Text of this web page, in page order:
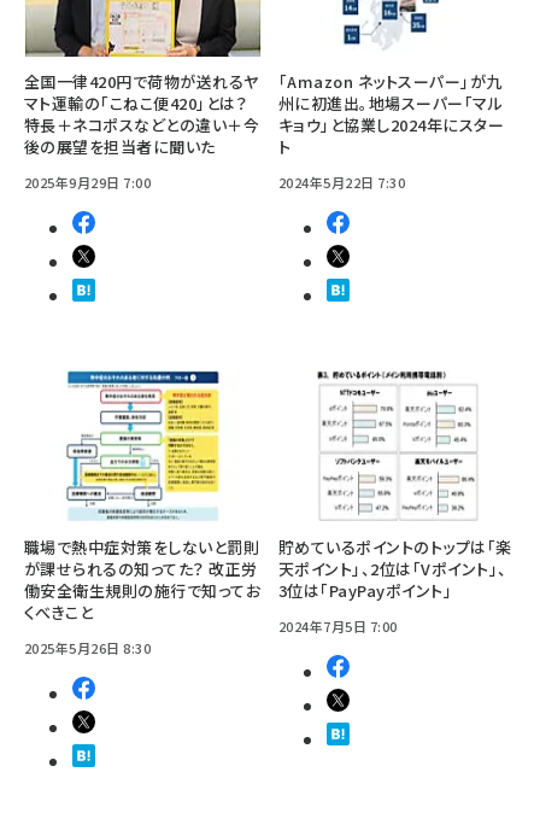
全国一律420円で荷物が送れるヤ
マト運輸の「こねこ便420」とは？
特長＋ネコポスなどとの違い＋今
後の展望を担当者に聞いた
2025年9月29日 7:00
「Amazon ネットスーパー」が九
州に初進出。地場スーパー「マル
キョウ」と協業し2024年にスター
ト
2024年5月22日 7:30
職場で熱中症対策をしないと罰則
が課せられるの知ってた？ 改正労
働安全衛生規則の施行で知ってお
くべきこと
2025年5月26日 8:30
貯めているポイントのトップは「楽
天ポイント」、2位は「Vポイント」、
3位は「PayPayポイント」
2024年7月5日 7:00